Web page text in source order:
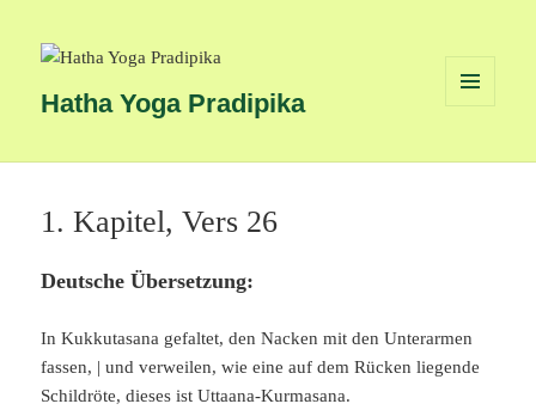
Hatha Yoga Pradipika
1. Kapitel, Vers 26
Deutsche Übersetzung:
In Kukkutasana gefaltet, den Nacken mit den Unterarmen
fassen, | und verweilen, wie eine auf dem Rücken liegende
Schildröte, dieses ist Uttaana-Kurmasana.